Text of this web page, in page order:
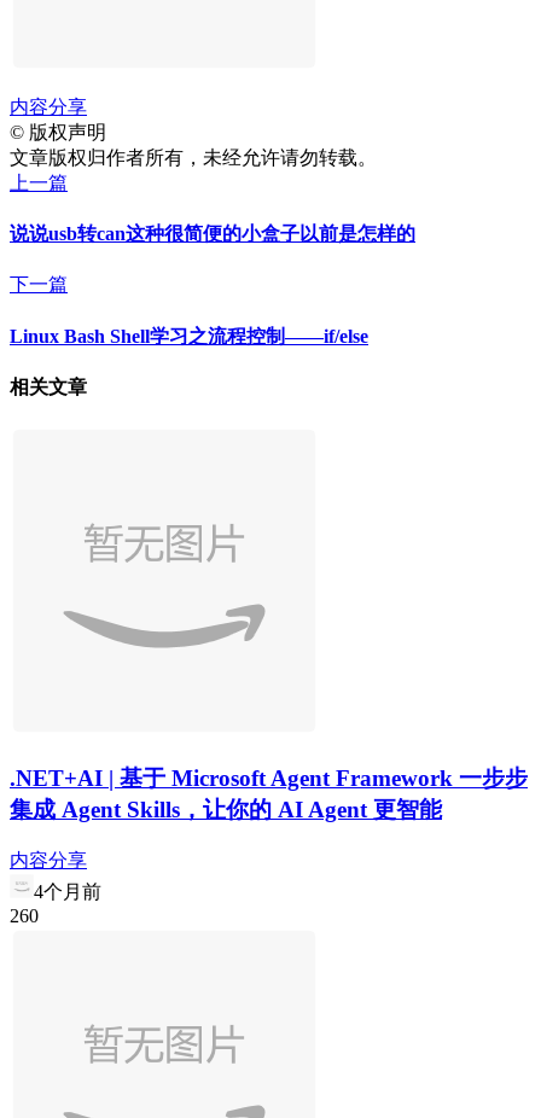
内容分享
© 版权声明
文章版权归作者所有，未经允许请勿转载。
上一篇
说说usb转can这种很简便的小盒子以前是怎样的
下一篇
Linux Bash Shell学习之流程控制——if/else
相关文章
.NET+AI | 基于 Microsoft Agent Framework 一步步
集成 Agent Skills，让你的 AI Agent 更智能
内容分享
4个月前
260